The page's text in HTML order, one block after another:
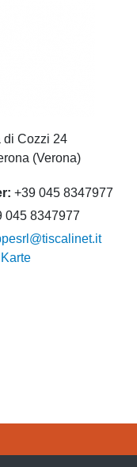
di Cozzi 24
(Verona)
+39 045 8347977
045 8347977
Karte